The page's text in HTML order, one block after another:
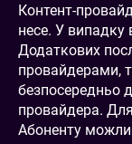
Контент-
несе. У випадку
Додаткових
провайдерами,
безпосередньо
провайдера.
Абоненту